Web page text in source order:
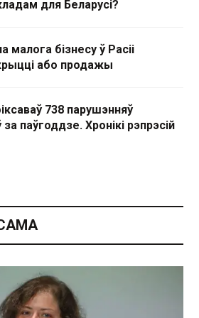
для Беларусі?
малога бізнесу ў Расіі
або продажы
738 парушэнняў
паўгоддзе. Хронікі рэпрэсій